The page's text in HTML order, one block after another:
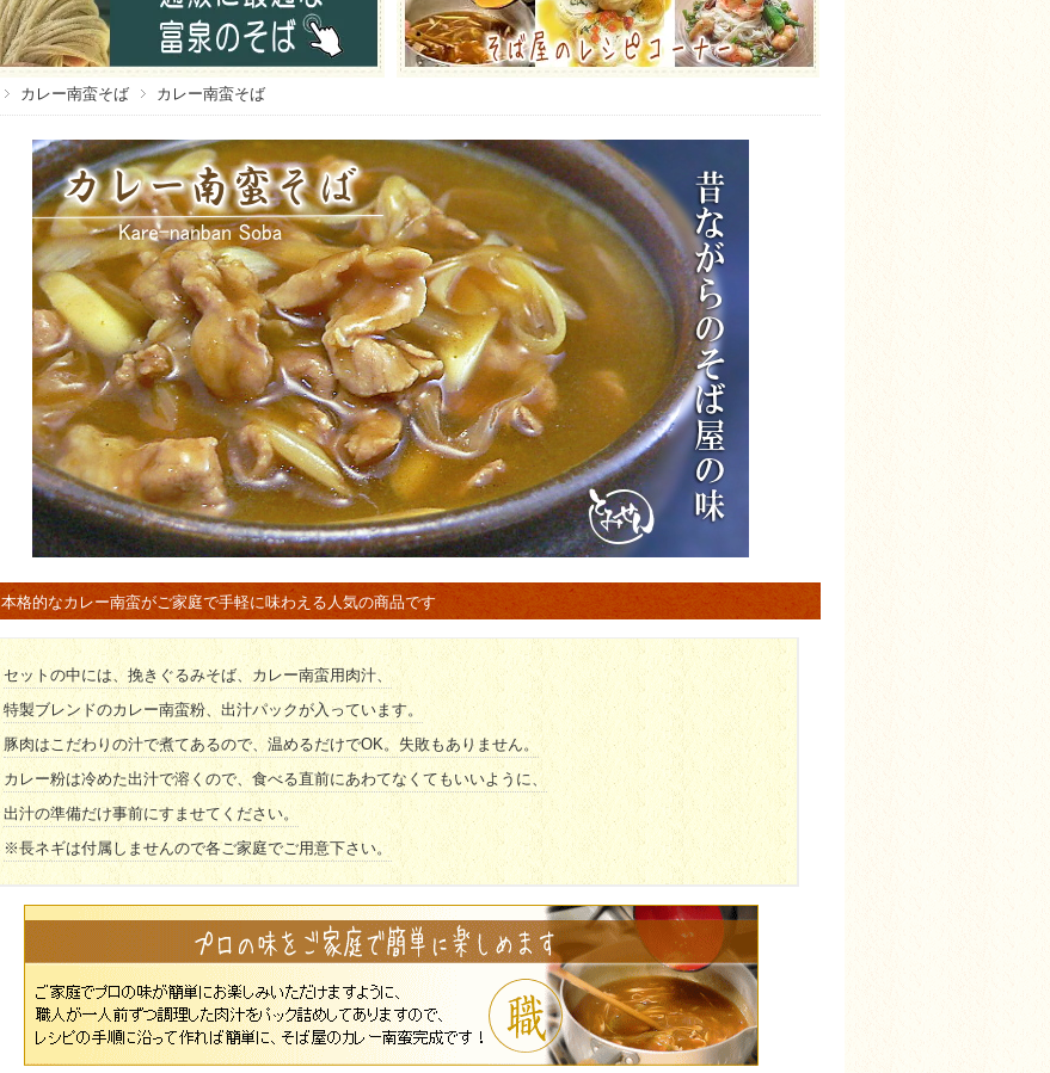
カレー南蛮そば カレー南蛮そば
本格的なカレー南蛮がご家庭で手軽に味わえる人気の商品です
セットの中には、挽きぐるみそば、カレー南蛮用肉汁、
特製ブレンドのカレー南蛮粉、出汁パックが入っています。
豚肉はこだわりの汁で煮てあるので、温めるだけでOK。失敗もありません。
カレー粉は冷めた出汁で溶くので、食べる直前にあわてなくてもいいように、
出汁の準備だけ事前にすませてください。
※長ネギは付属しませんので各ご家庭でご用意下さい。